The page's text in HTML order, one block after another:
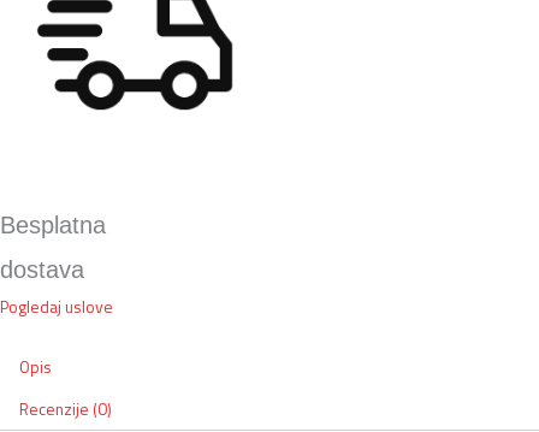
Besplatna
dostava
Pogledaj uslove
Opis
Recenzije (0)